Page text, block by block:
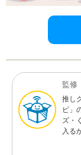
監修
推し
ビ」
ズ・
入る